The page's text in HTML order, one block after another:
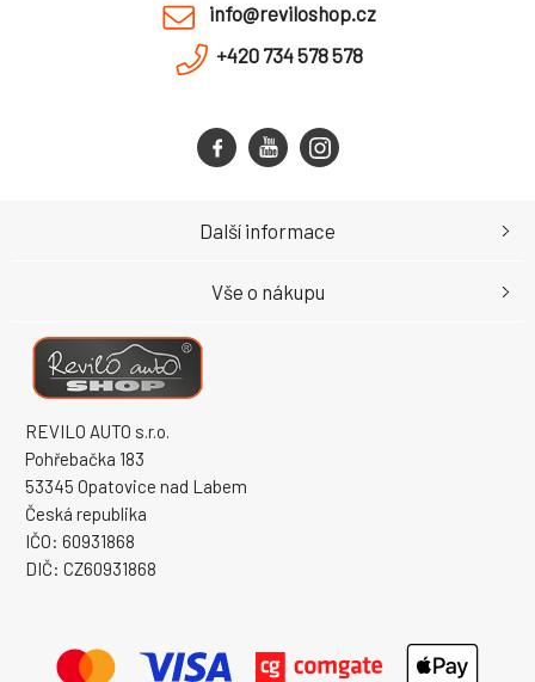
info@reviloshop.cz
+420 734 578 578
REVILO AUTO s.r.o.
Pohřebačka 183
53345 Opatovice nad Labem
Česká republika
IČO: 60931868
DIČ: CZ60931868
Další informace
Vše o nákupu